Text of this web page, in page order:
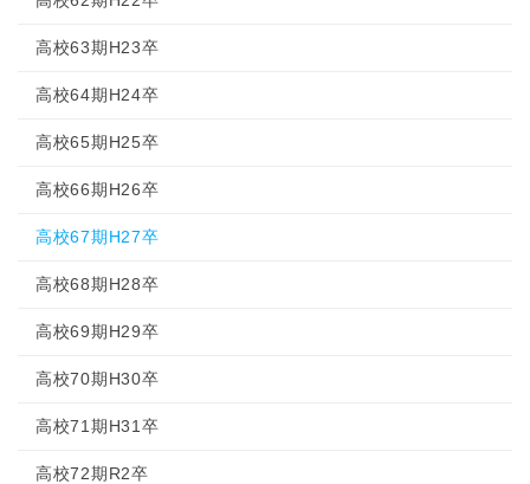
高校63期H23卒
高校64期H24卒
高校65期H25卒
高校66期H26卒
高校67期H27卒
高校68期H28卒
高校69期H29卒
高校70期H30卒
高校71期H31卒
高校72期R2卒